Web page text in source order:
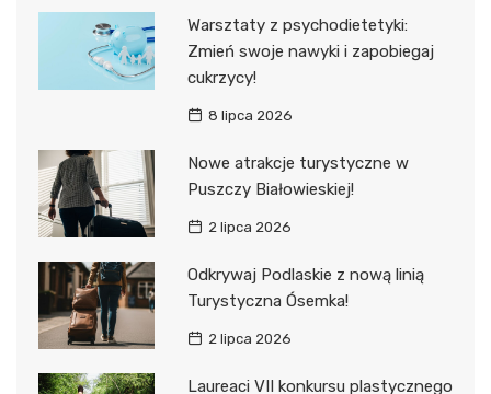
Warsztaty z psychodietetyki:
Zmień swoje nawyki i zapobiegaj
cukrzycy!
8 lipca 2026
Nowe atrakcje turystyczne w
Puszczy Białowieskiej!
2 lipca 2026
Odkrywaj Podlaskie z nową linią
Turystyczna Ósemka!
2 lipca 2026
Laureaci VII konkursu plastycznego